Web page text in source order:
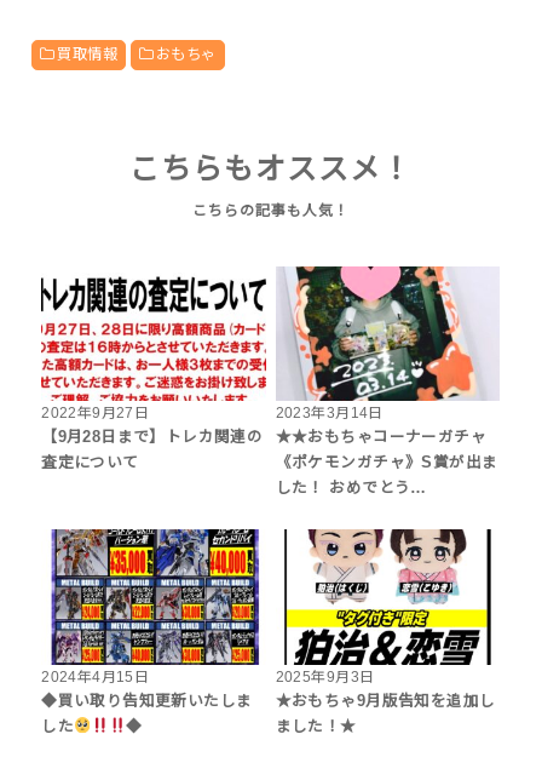
買取情報 おもちゃ
こちらもオススメ！
2022年9月27日
【9月28日まで】トレカ関連の
査定について
2023年3月14日
★★おもちゃコーナーガチャ
《ポケモンガチャ》S賞が出ま
した！ おめでとう…
2024年4月15日
◆買い取り告知更新いたしま
した
◆
2025年9月3日
★おもちゃ9月版告知を追加し
ました！★